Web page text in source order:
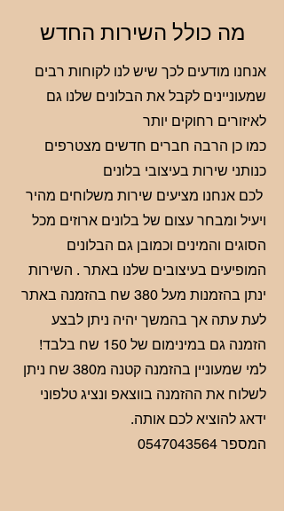
מה כולל השירות החדש
אנחנו מודעים לכך שיש לנו לקוחות רבים
שמעוניינים לקבל את הבלונים שלנו גם
לאיזורים רחוקים יותר
כמו כן הרבה חברים חדשים מצטרפים
כנותני שירות בעיצובי בלונים
לכם אנחנו מציעים שירות משלוחים מהיר
ויעיל ומבחר עצום של בלונים ארוזים מכל
הסוגים והמינים וכמובן גם הבלונים
המופיעים בעיצובים שלנו באתר . השירות
ינתן בהזמנות מעל 380 שח בהזמנה באתר
לעת עתה אך בהמשך יהיה ניתן לבצע
הזמנה גם במינימום של 150 שח בלבד!
למי שמעוניין בהזמנה קטנה מ380 שח ניתן
לשלוח את ההזמנה בווצאפ ונציג טלפוני
ידאג להוציא לכם אותה.
המספר 0547043564